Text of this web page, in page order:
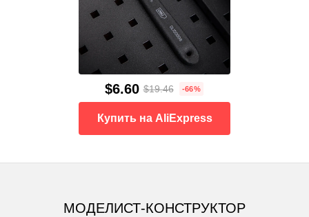
$6.60 $19.46 -66%
Купить на AliExpress
МОДЕЛИСТ-КОНСТРУКТОР